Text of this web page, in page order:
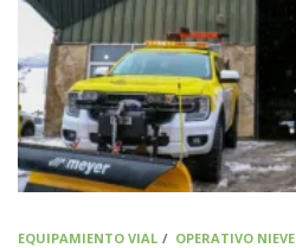
EQUIPAMIENTO VIAL / OPERATIVO NIEVE